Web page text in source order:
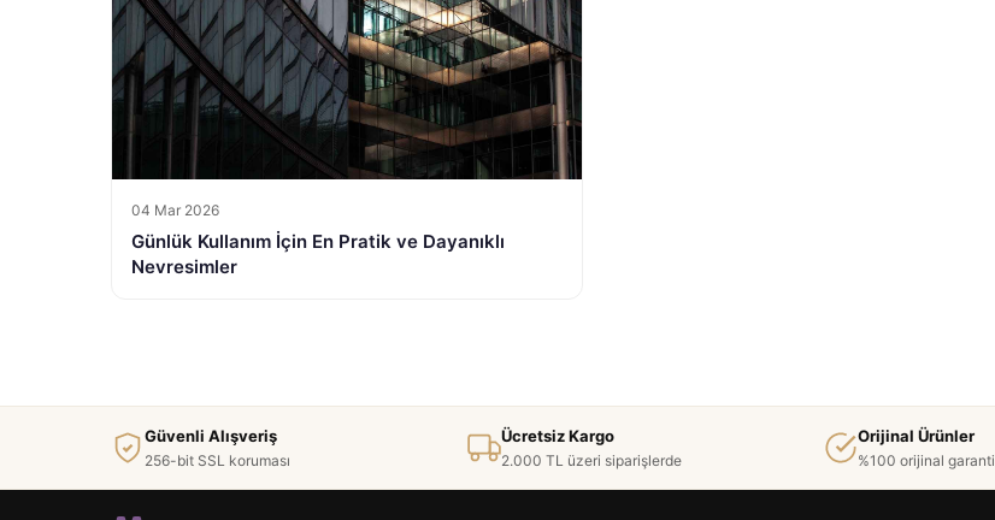
04 Mar 2026
Günlük Kullanım İçin En Pratik ve Dayanıklı
Nevresimler
Güvenli Alışveriş
256-bit SSL koruması
Ücretsiz Kargo
2.000 TL üzeri siparişlerde
Orijinal Ürünler
%100 orijinal garanti